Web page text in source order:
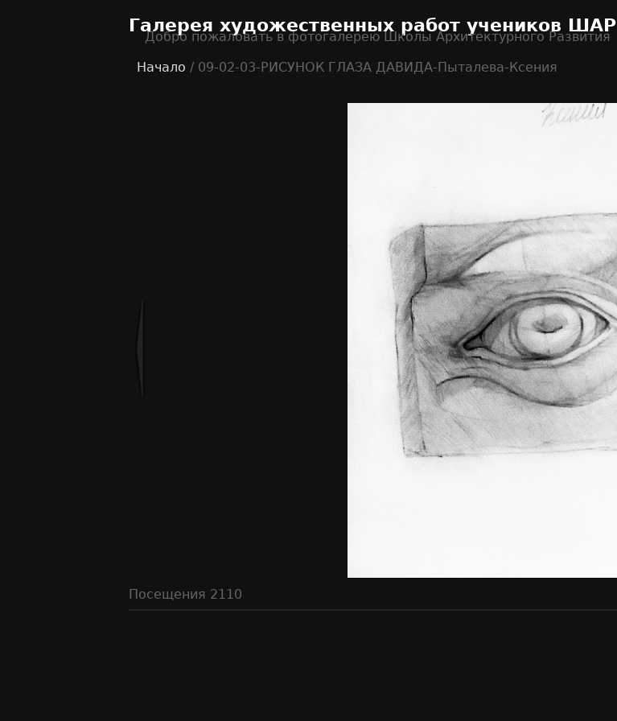
Галерея художественных работ учеников ШАР
Добро пожаловать в фотогалерею Школы Архитектурного Развития
Начало / 09-02-03-РИСУНОК ГЛАЗА ДАВИДА-Пыталева-Ксения
Посещения 2110